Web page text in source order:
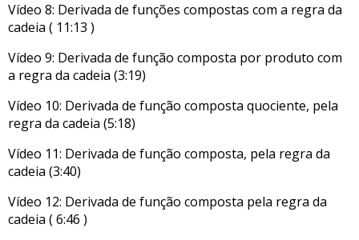
Vídeo 8: Derivada de funções compostas com a regra da
cadeia ( 11:13 )
Vídeo 9: Derivada de função composta por produto com
a regra da cadeia (3:19)
Vídeo 10: Derivada de função composta quociente, pela
regra da cadeia (5:18)
Vídeo 11: Derivada de função composta, pela regra da
cadeia (3:40)
Vídeo 12: Derivada de função composta pela regra da
cadeia ( 6:46 )